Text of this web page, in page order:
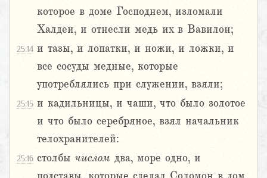
которое в доме Господнем, изломали
Халдеи, и отнесли медь их в Вавилон;
25:14 и тазы, и лопатки, и ножи, и ложки, и
все сосуды медные, которые
употреблялись при служении, взяли;
25:15 и кадильницы, и чаши, что было золотое
и что было серебряное, взял начальник
телохранителей:
25:16 столбы числом два, море одно, и